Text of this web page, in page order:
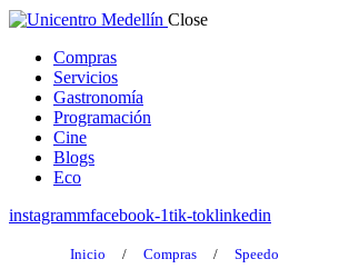
Close
Compras
Servicios
Gastronomía
Programación
Cine
Blogs
Eco
instagrammfacebook-1tik-toklinkedin
Inicio / Compras / Speedo